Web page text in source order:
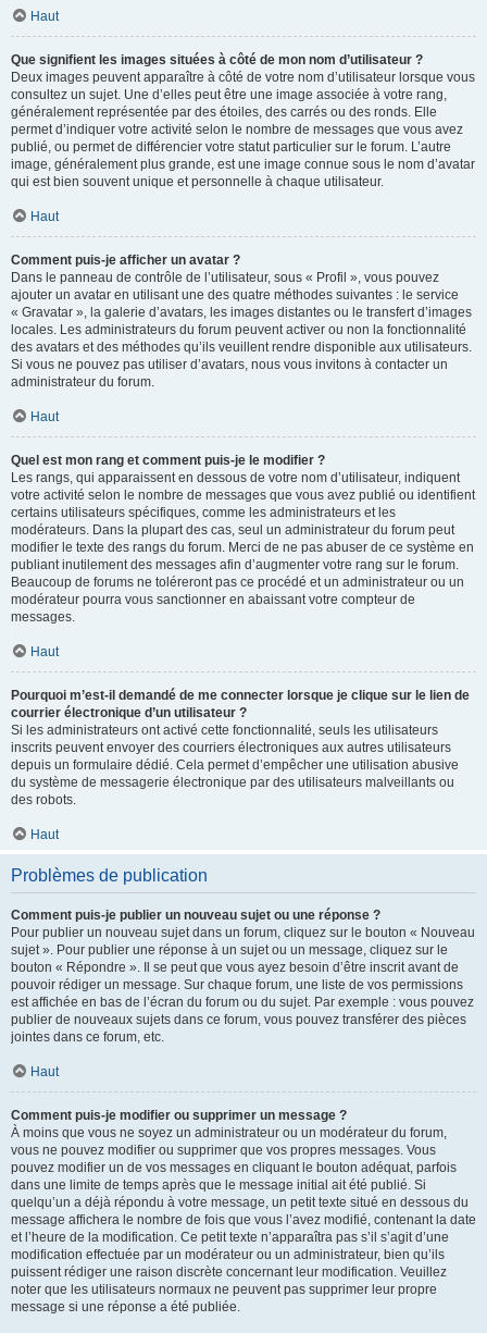
Haut
Que signifient les images situées à côté de mon nom d’utilisateur ?
Deux images peuvent apparaître à côté de votre nom d’utilisateur lorsque vous
consultez un sujet. Une d’elles peut être une image associée à votre rang,
généralement représentée par des étoiles, des carrés ou des ronds. Elle
permet d’indiquer votre activité selon le nombre de messages que vous avez
publié, ou permet de différencier votre statut particulier sur le forum. L’autre
image, généralement plus grande, est une image connue sous le nom d’avatar
qui est bien souvent unique et personnelle à chaque utilisateur.
Haut
Comment puis-je afficher un avatar ?
Dans le panneau de contrôle de l’utilisateur, sous « Profil », vous pouvez
ajouter un avatar en utilisant une des quatre méthodes suivantes : le service
« Gravatar », la galerie d’avatars, les images distantes ou le transfert d’images
locales. Les administrateurs du forum peuvent activer ou non la fonctionnalité
des avatars et des méthodes qu’ils veuillent rendre disponible aux utilisateurs.
Si vous ne pouvez pas utiliser d’avatars, nous vous invitons à contacter un
administrateur du forum.
Haut
Quel est mon rang et comment puis-je le modifier ?
Les rangs, qui apparaissent en dessous de votre nom d’utilisateur, indiquent
votre activité selon le nombre de messages que vous avez publié ou identifient
certains utilisateurs spécifiques, comme les administrateurs et les
modérateurs. Dans la plupart des cas, seul un administrateur du forum peut
modifier le texte des rangs du forum. Merci de ne pas abuser de ce système en
publiant inutilement des messages afin d’augmenter votre rang sur le forum.
Beaucoup de forums ne toléreront pas ce procédé et un administrateur ou un
modérateur pourra vous sanctionner en abaissant votre compteur de
messages.
Haut
Pourquoi m’est-il demandé de me connecter lorsque je clique sur le lien de
courrier électronique d’un utilisateur ?
Si les administrateurs ont activé cette fonctionnalité, seuls les utilisateurs
inscrits peuvent envoyer des courriers électroniques aux autres utilisateurs
depuis un formulaire dédié. Cela permet d’empêcher une utilisation abusive
du système de messagerie électronique par des utilisateurs malveillants ou
des robots.
Haut
Problèmes de publication
Comment puis-je publier un nouveau sujet ou une réponse ?
Pour publier un nouveau sujet dans un forum, cliquez sur le bouton « Nouveau
sujet ». Pour publier une réponse à un sujet ou un message, cliquez sur le
bouton « Répondre ». Il se peut que vous ayez besoin d’être inscrit avant de
pouvoir rédiger un message. Sur chaque forum, une liste de vos permissions
est affichée en bas de l’écran du forum ou du sujet. Par exemple : vous pouvez
publier de nouveaux sujets dans ce forum, vous pouvez transférer des pièces
jointes dans ce forum, etc.
Haut
Comment puis-je modifier ou supprimer un message ?
À moins que vous ne soyez un administrateur ou un modérateur du forum,
vous ne pouvez modifier ou supprimer que vos propres messages. Vous
pouvez modifier un de vos messages en cliquant le bouton adéquat, parfois
dans une limite de temps après que le message initial ait été publié. Si
quelqu’un a déjà répondu à votre message, un petit texte situé en dessous du
message affichera le nombre de fois que vous l’avez modifié, contenant la date
et l’heure de la modification. Ce petit texte n’apparaîtra pas s’il s’agit d’une
modification effectuée par un modérateur ou un administrateur, bien qu’ils
puissent rédiger une raison discrète concernant leur modification. Veuillez
noter que les utilisateurs normaux ne peuvent pas supprimer leur propre
message si une réponse a été publiée.